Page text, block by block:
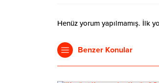
Henüz yorum yapılmamış. İlk
Benzer Konular